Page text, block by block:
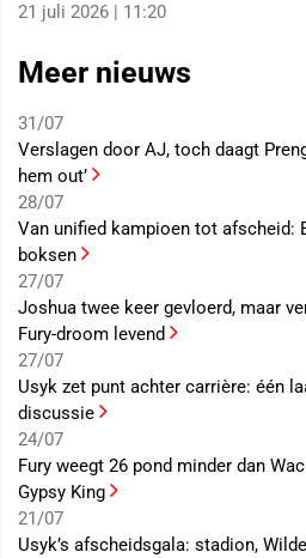
21 juli 2026 | 11:20
Meer nieuws
31/07
Verslagen door AJ, toch daagt
hem out’
28/07
Van unified kampioen tot afscheid:
boksen
27/07
Joshua twee keer gevloerd, maar
Fury-droom levend
27/07
Usyk zet punt achter carrière: één
discussie
24/07
Fury weegt 26 pond minder dan
Gypsy King
21/07
Usyk’s afscheidsgala: stadion,